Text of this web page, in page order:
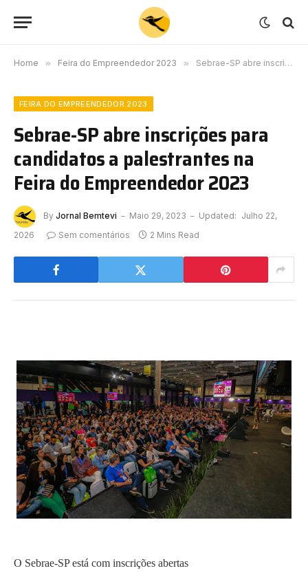
Home » Feira do Empreendedor 2023 » Sebrae-SP abre inscrições para candidatos a palestrantes na Feira do Empreendedor 2023
FEIRA DO EMPREENDEDOR 2023
Sebrae-SP abre inscrições para
candidatos a palestrantes na
Feira do Empreendedor 2023
By Jornal Bemtevi Maio 29, 2023 Updated: Julho 22,
2026
Sem comentários 2 Mins Read
O Sebrae-SP está com inscrições abertas